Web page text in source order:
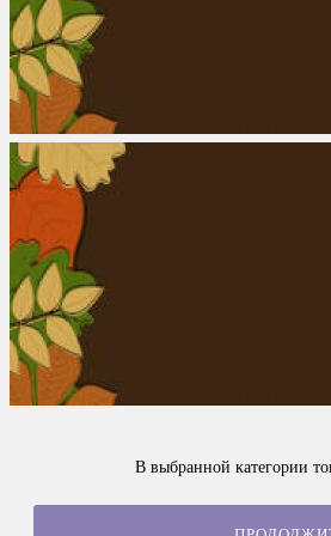
В выбранной категории